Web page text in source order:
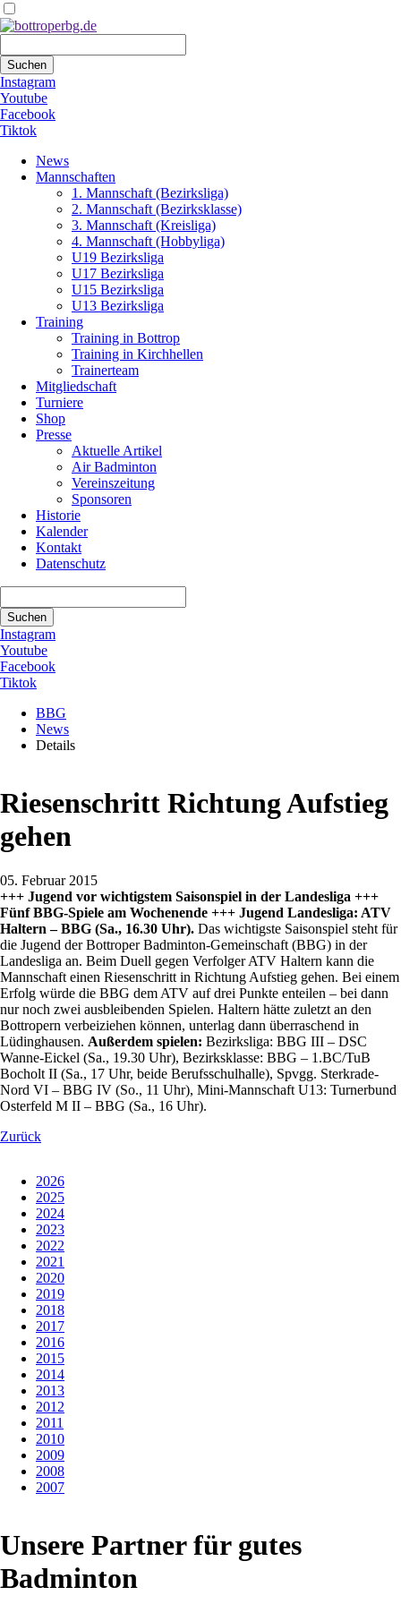
Suchen
Instagram
Youtube
Facebook
Tiktok
überspringen
News
Mannschaften
1. Mannschaft (Bezirksliga)
2. Mannschaft (Bezirksklasse)
3. Mannschaft (Kreisliga)
4. Mannschaft (Hobbyliga)
U19 Bezirksliga
U17 Bezirksliga
U15 Bezirksliga
U13 Bezirksliga
Training
Training in Bottrop
Training in Kirchhellen
Trainerteam
Mitgliedschaft
Turniere
Shop
Presse
Aktuelle Artikel
Air Badminton
Vereinszeitung
Sponsoren
Historie
Kalender
Kontakt
Datenschutz
Suchen
Instagram
Youtube
Facebook
Tiktok
BBG
News
Details
Riesenschritt Richtung Aufstieg
gehen
05. Februar 2015
+++ Jugend vor wichtigstem Saisonspiel in der Landesliga +++
Fünf BBG-Spiele am Wochenende +++ Jugend Landesliga: ATV
Haltern – BBG (Sa., 16.30 Uhr). Das wichtigste Saisonspiel steht für
die Jugend der Bottroper Badminton-Gemeinschaft (BBG) in der
Landesliga an. Beim Duell gegen Verfolger ATV Haltern kann die
Mannschaft einen Riesenschritt in Richtung Aufstieg gehen. Bei einem
Erfolg würde die BBG dem ATV auf drei Punkte enteilen – bei dann
nur noch zwei ausbleibenden Spielen. Haltern hätte zuletzt an den
Bottropern verbeiziehen können, unterlag dann überraschend in
Lüdinghausen. Außerdem spielen: Bezirksliga: BBG III – DSC
Wanne-Eickel (Sa., 19.30 Uhr), Bezirksklasse: BBG – 1.BC/TuB
Bocholt II (Sa., 17 Uhr, beide Berufsschulhalle), Spvgg. Sterkrade-
Nord VI – BBG IV (So., 11 Uhr), Mini-Mannschaft U13: Turnerbund
Osterfeld M II – BBG (Sa., 16 Uhr).
Zurück
2026
2025
2024
2023
2022
2021
2020
2019
2018
2017
2016
2015
2014
2013
2012
2011
2010
2009
2008
2007
Unsere Partner für gutes
Badminton